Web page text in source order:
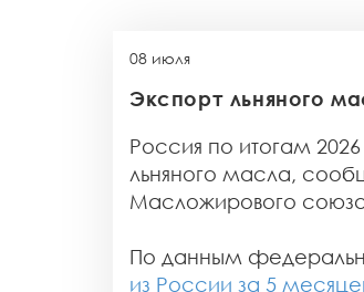
08 июля
Экспорт льняного
Россия по итогам
льняного масла,
Масложирового
По данным
из России за 5